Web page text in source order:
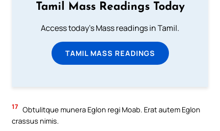
Tamil Mass Readings Today
Access today's Mass readings in Tamil.
TAMIL MASS READINGS
17 Obtulitque munera Eglon regi Moab. Erat autem Eglon
crassus nimis.